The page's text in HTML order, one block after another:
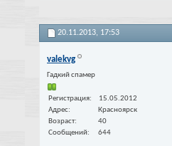
20.11.2013, 17:53
valekvg
Гадкий спамер
Регистрация
15.05.2012
Адрес
Красноярск
Возраст
40
Сообщений
644